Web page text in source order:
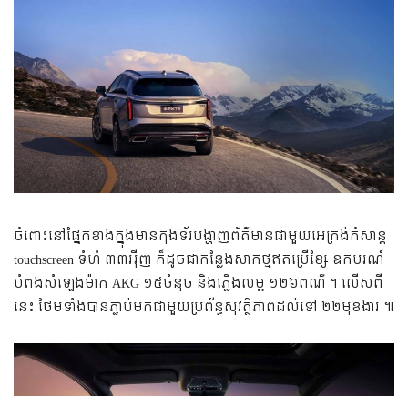
ចំពោះនៅផ្នែកខាងក្នុងមានកុងទ័របង្ហាញព័ត៌មានជាមួយអេក្រង់កំសាន្ត
touchscreen ទំហំ ៣៣អ៉ីញ ក៏ដូចជាកន្លែងសាកថ្មឥតប្រើខ្សែ ឧកបរណ៍
បំពងសំឡេងម៉ាក AKG ១៥ចំនុច និងភ្លើងលម្អ ១២៦ពណ៌ ។ លើសពី
នេះ ថែមទាំងបានភ្ជាប់មកជាមួយប្រព័ន្ធសុវត្ថិភាពដល់ទៅ ២២មុខងារ ៕